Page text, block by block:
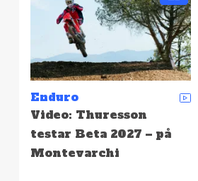
Enduro
Depåsnack: 32.
Landskap: Västmanland